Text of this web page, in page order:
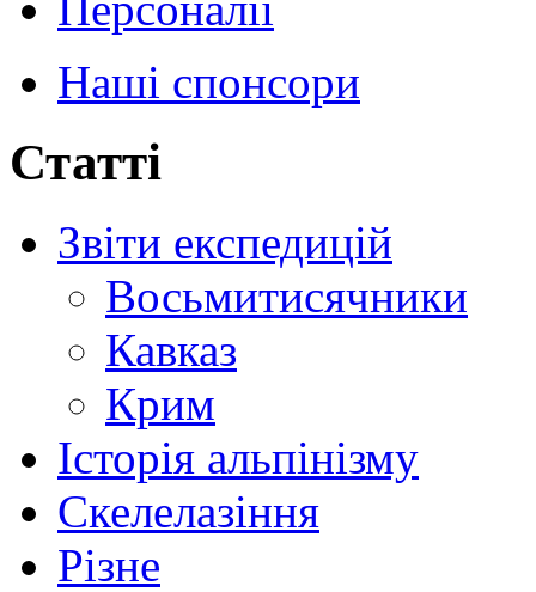
Наші спонсори
Статті
Звіти експедицій
Восьмитисячники
Кавказ
Крим
Історія альпінізму
Скелелазіння
Різне